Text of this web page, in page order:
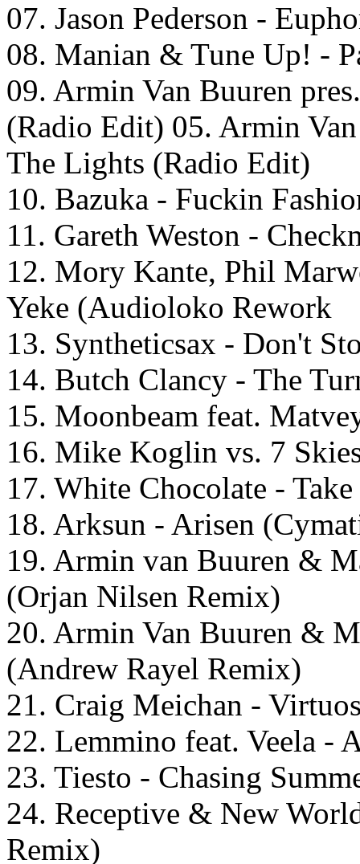
07. Jason Pederson -
08. Manian & Tune Up! -
09. Armin Van Buuren
(Radio Edit) 05. Armin
The Lights (Radio Edit)
10. Bazuka - Fuckin
11. Gareth Weston -
12. Mory Kante, Phil
Yeke (Audioloko Rework
13. Syntheticsax - Don't
14. Butch Clancy - The
15. Moonbeam feat.
16. Mike Koglin vs. 7
17. White Chocolate -
18. Arksun - Arisen
19. Armin van Buuren &
(Orjan Nilsen Remix)
20. Armin Van Buuren &
(Andrew Rayel Remix)
21. Craig Meichan -
22. Lemmino feat. Veela -
23. Tiesto - Chasing
24. Receptive & New
Remix)